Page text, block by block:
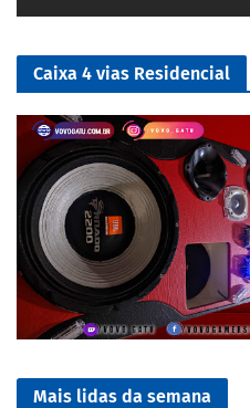
Caixa 4 vias Residencial
Mais lidas da semana